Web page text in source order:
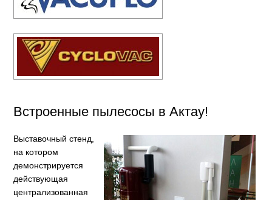
Встроенные пылесосы в Актау!
Выставочный стенд,
на котором
демонстрируется
действующая
централизованная